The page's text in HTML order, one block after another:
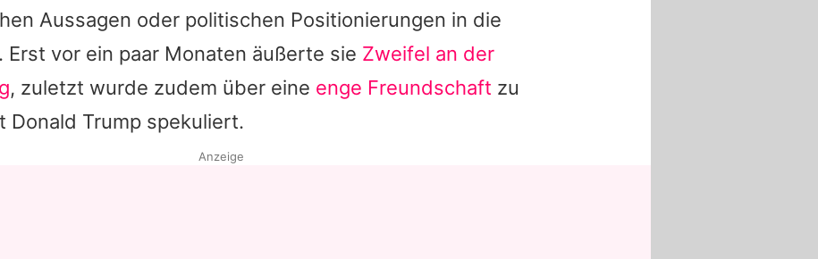
Aussagen oder politischen Positionierungen in die
Erst vor ein paar Monaten äußerte sie Zweifel an der
, zuletzt wurde zudem über eine enge Freundschaft zu
Donald Trump spekuliert.
Anzeige